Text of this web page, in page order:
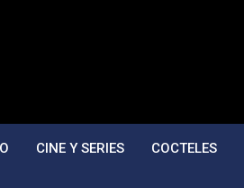
CINE Y SERIES COCTELES